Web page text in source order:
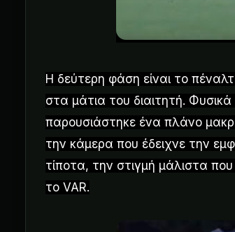
Η δεύτερη φάση είναι το
στα μάτια του διαιτητή.
παρουσιάστηκε ένα πλάνο
την κάμερα που έδειχνε την
τίποτα, την στιγμή μάλιστα
το VAR.